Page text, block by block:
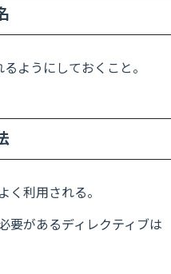
ようにしておくこと。
く利用される。
要があるディレクティブは